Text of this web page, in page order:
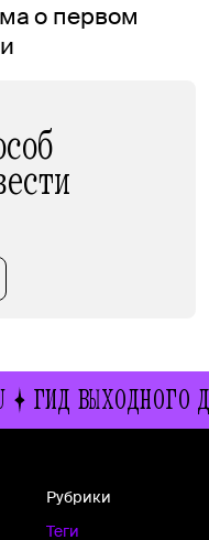
о первом
ГИД ВЫХОДНОГО
Рубрики
Теги